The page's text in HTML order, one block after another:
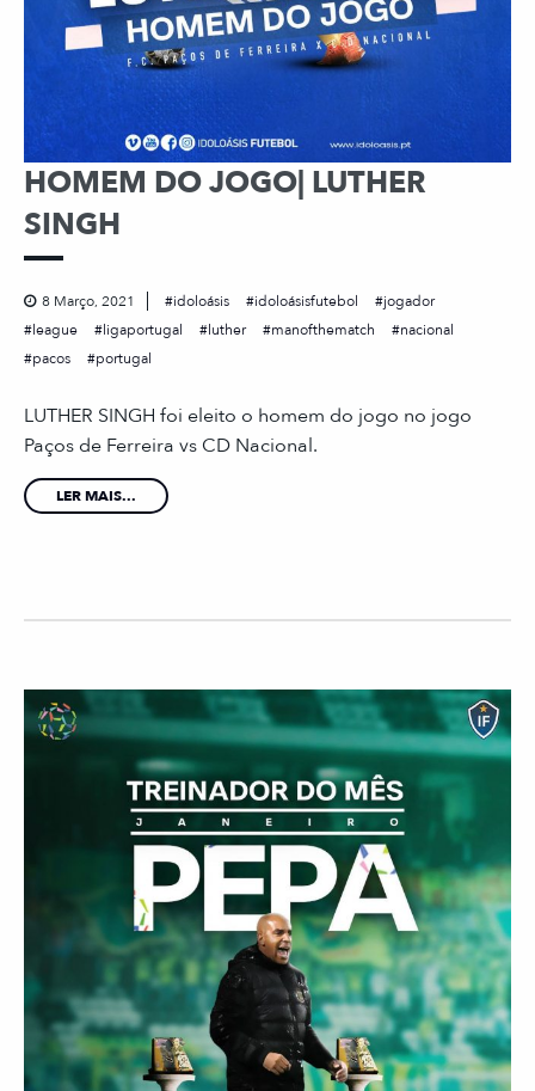
HOMEM DO JOGO| LUTHER
SINGH
8 Março, 2021 idoloásis idoloásisfutebol
jogador
league
ligaportugal luther manofthematch
nacional
pacos
portugal
LUTHER SINGH foi eleito o homem do jogo no jogo
Paços de Ferreira vs CD Nacional.
LER MAIS...